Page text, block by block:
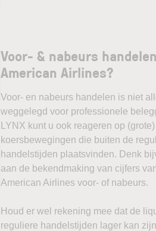
Voor- & nabeurs
American Airlines?
Voor- en nabeurs handelen is niet
weggelegd voor professionele
LYNX kunt u ook reageren op (grote)
koersbewegingen die buiten de
handelstijden plaatsvinden. Denk
aan de bekendmaking van cijfers
American Airlines voor- of nabeurs.
Houd er wel rekening mee dat de
reguliere handelstijden lager kan